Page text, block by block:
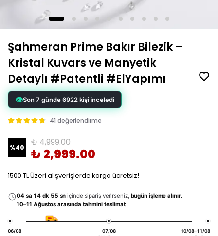
Şahmeran Prime Bakır Bilezik –
Kristal Kuvars ve Manyetik
Detaylı #Patentli #ElYapımı
41 değerlendirme
%40 ₺ 4,999.00
₺ 2,999.00
1500 TL Üzeri alışverişlerde kargo ücretsiz!
04 sa 14 dk 53 sn içinde sipariş verirseniz, bugün işleme alınır.
10–11 Ağustos arasında tahmini teslimat
06/08 07/08 10/08–11/08